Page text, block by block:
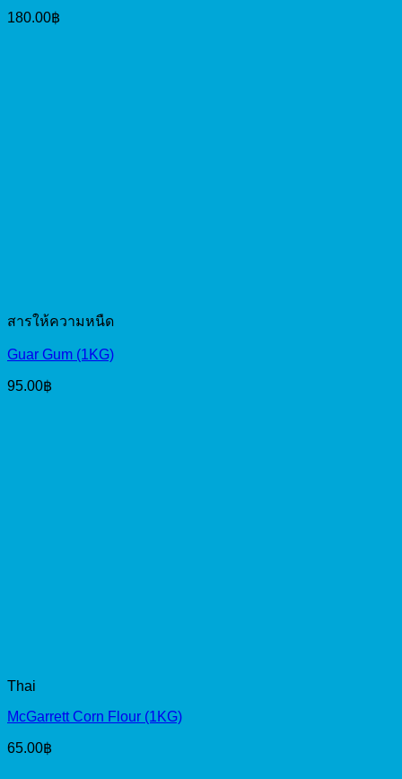
180.00฿
สารให้ความหนืด
Guar Gum (1KG)
95.00฿
Thai
McGarrett Corn Flour (1KG)
65.00฿